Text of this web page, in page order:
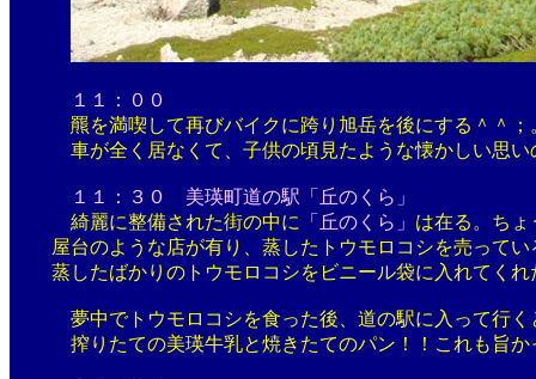
１１：００
羆を満喫して再びバイクに跨り旭岳を後にする＾＾；。
車が全く居なくて、子供の頃見たような懐かしい思い
１１：３０ 美瑛町道の駅「丘のくら」
綺麗に整備された街の中に
「丘のくら」 は在る。ち
屋台のような店が有り、蒸したトウモロコシを売ってい
蒸したばかりのトウモロコシをビニール袋に入れてくれ
夢中でトウモロコシを食った後、道の駅に入って行く
搾りたての美瑛牛乳と焼きたてのパン！！これも旨か